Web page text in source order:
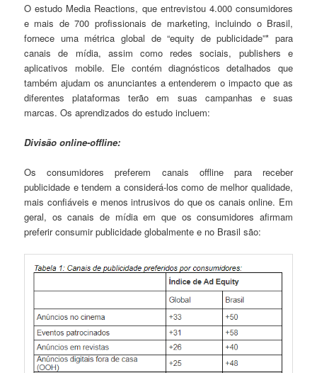
O estudo Media Reactions, que entrevistou 4.000 consumidores
e mais de 700 profissionais de marketing, incluindo o Brasil,
fornece uma métrica global de “equity de publicidade”* para
canais de mídia, assim como redes sociais, publishers e
aplicativos mobile. Ele contém diagnósticos detalhados que
também ajudam os anunciantes a entenderem o impacto que as
diferentes plataformas terão em suas campanhas e suas
marcas. Os aprendizados do estudo incluem:
Divisão online-offline:
Os consumidores preferem canais offline para receber
publicidade e tendem a considerá-los como de melhor qualidade,
mais confiáveis e menos intrusivos do que os canais online. Em
geral, os canais de mídia em que os consumidores afirmam
preferir consumir publicidade globalmente e no Brasil são: